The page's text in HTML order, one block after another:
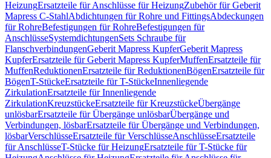
HeizungErsatzteile für Anschlüsse für HeizungZubehör für Geberit
Mapress C-StahlAbdichtungen für Rohre und FittingsAbdeckungen
für RohreBefestigungen für RohreBefestigungen für
AnschlüsseSystemdichtungenSets Schraube für
FlanschverbindungenGeberit Mapress KupferGeberit Mapress
KupferErsatzteile für Geberit Mapress KupferMuffenErsatzteile für
MuffenReduktionenErsatzteile für ReduktionenBögenErsatzteile für
BögenT-StückeErsatzteile für T-StückeInnenliegende
ZirkulationErsatzteile für Innenliegende
ZirkulationKreuzstückeErsatzteile für KreuzstückeÜbergänge
unlösbarErsatzteile für Übergänge unlösbarÜbergänge und
Verbindungen, lösbarErsatzteile für Übergänge und Verbindungen,
lösbarVerschlüsseErsatzteile für VerschlüsseAnschlüsseErsatzteile
für AnschlüsseT-Stücke für HeizungErsatzteile für T-Stücke für